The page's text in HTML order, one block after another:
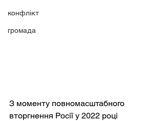
конфлікт
громада
З моменту повномасштабного
вторгнення Росії у 2022 році